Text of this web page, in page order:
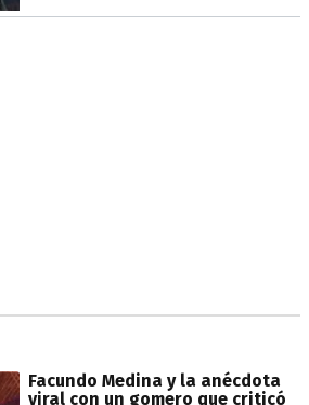
Facundo Medina y la anécdota
viral con un gomero que criticó